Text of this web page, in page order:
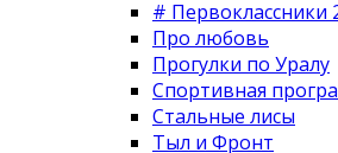
# Первоклассники
Про любовь
Прогулки по Уралу
Спортивная
Стальные лисы
Тыл и Фронт